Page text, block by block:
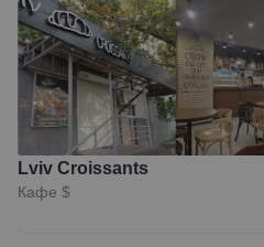
Lviv Croissants
Кафе $